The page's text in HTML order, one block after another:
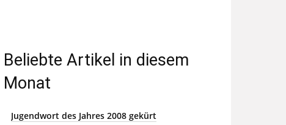
Beliebte Artikel in diesem
Monat
Jugendwort des Jahres 2008 gekürt